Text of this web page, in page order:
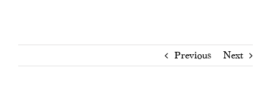
Previous Next